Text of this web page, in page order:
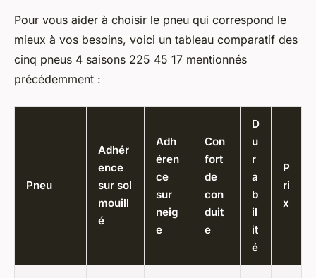
Pour vous aider à choisir le pneu qui correspond le
mieux à vos besoins, voici un tableau comparatif des
cinq pneus 4 saisons 225 45 17 mentionnés
précédemment :
Pneu
Adhér
ence
sur sol
mouill
é
Adh
éren
ce
sur
neig
e
Con
fort
de
con
duit
e
D
u
r
a
b
il
it
é
P
ri
x